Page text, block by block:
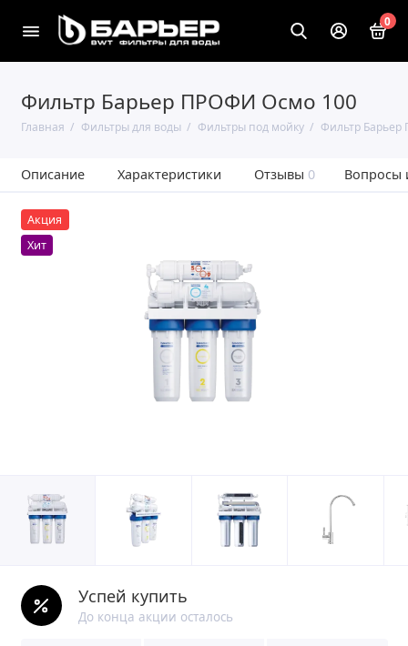
0
Фильтр Барьер ПРОФИ Осмо 100
Главная Фильтры для воды Фильтры под мойку Фильтр
Описание Характеристики Отзывы 0 Вопросы
Акция
Хит
Успей купить
До конца акции осталось